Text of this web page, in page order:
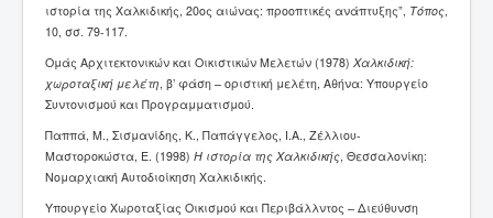
ιστορία της Χαλκιδικής, 20ος αιώνας: προοπτικές ανάπτυξης”, Τόπος,
10, σσ. 79-117.
Ομάς Αρχιτεκτονικών και Οικιστικών Μελετών (1978) Χαλκιδική:
χωροταξική μελέτη, β’ φάση – οριστική μελέτη, Αθήνα: Υπουργείο
Συντονισμού και Προγραμματισμού.
Παππά, Μ., Σισμανίδης, Κ., Παπάγγελος, Ι.Α., Ζέλλιου-
Μαστοροκώστα, Ε. (1998) Η ιστορία της Χαλκιδικής, Θεσσαλονίκη:
Νομαρχιακή Αυτοδιοίκηση Χαλκιδικής.
Υπουργείο Χωροταξίας Οικισμού και Περιβάλλντος – Διεύθυνση